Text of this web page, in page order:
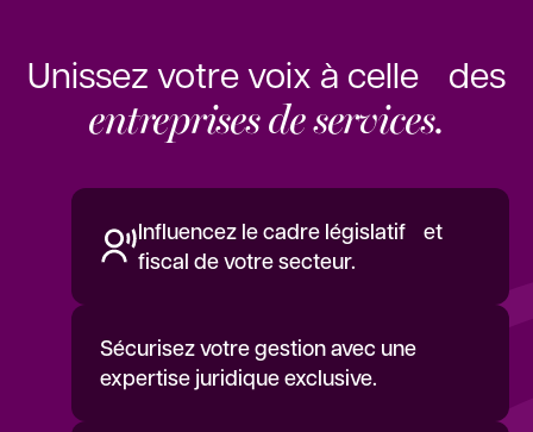
Unissez votre voix à celle des
entreprises de services.
Influencez le cadre législatif et
fiscal de votre secteur.
Sécurisez votre gestion avec une
expertise juridique exclusive.